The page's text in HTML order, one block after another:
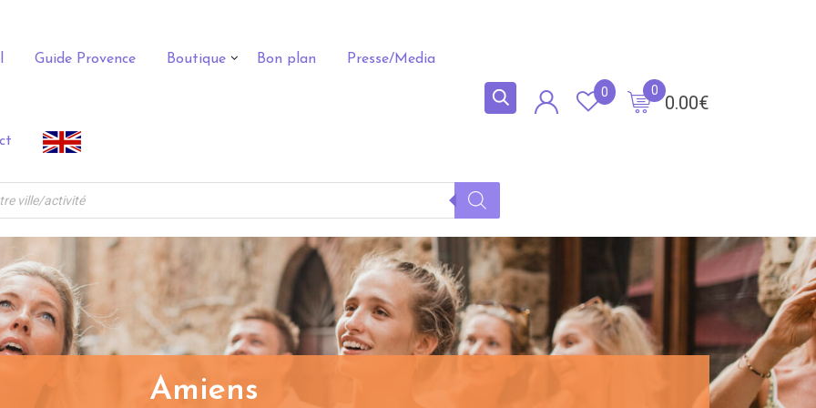
Guide Provence Boutique Bon plan Presse/Media
0.00€
0
0
Amiens